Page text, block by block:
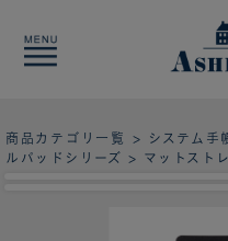
商品カテゴリ一覧 > システム手
ルパッドシリーズ > マットスト